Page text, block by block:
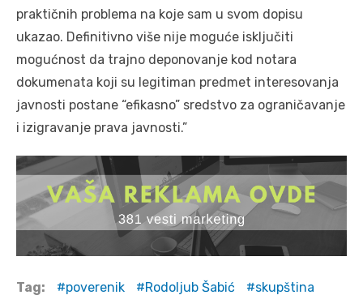
praktičnih problema na koje sam u svom dopisu
ukazao. Definitivno više nije moguće isklјučiti
mogućnost da trajno deponovanje kod notara
dokumenata koji su legitiman predmet interesovanja
javnosti postane “efikasno” sredstvo za ograničavanje
i izigravanje prava javnosti.”
Tag: poverenik Rodoljub Šabić skupština